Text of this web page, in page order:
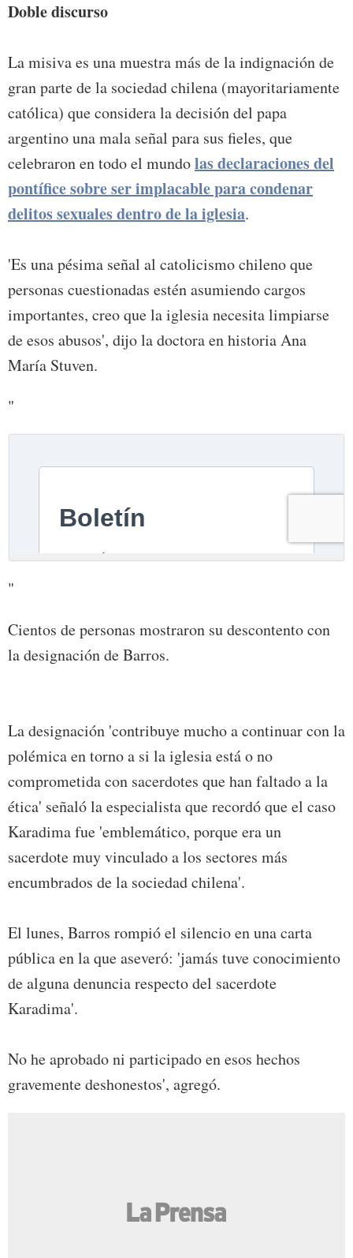
Doble discurso
La misiva es una muestra más de la indignación de
gran parte de la sociedad chilena (mayoritariamente
católica) que considera la decisión del papa
argentino una mala señal para sus fieles, que
celebraron en todo el mundolas declaraciones del
pontífice sobre ser implacable para condenar
delitos sexuales dentro de la iglesia.
'Es una pésima señal al catolicismo chileno que
personas cuestionadas estén asumiendo cargos
importantes, creo que la iglesia necesita limpiarse
de esos abusos', dijo la doctora en historia Ana
María Stuven.
"
"
Cientos de personas mostraron su descontento con
la designación de Barros.
La designación 'contribuye mucho a continuar con la
polémica en torno a si la iglesia está o no
comprometida con sacerdotes que han faltado a la
ética' señaló la especialista que recordó que el caso
Karadima fue 'emblemático, porque era un
sacerdote muy vinculado a los sectores más
encumbrados de la sociedad chilena'.
El lunes, Barros rompió el silencio en una carta
pública en la que aseveró: 'jamás tuve conocimiento
de alguna denuncia respecto del sacerdote
Karadima'.
No he aprobado ni participado en esos hechos
gravemente deshonestos', agregó.